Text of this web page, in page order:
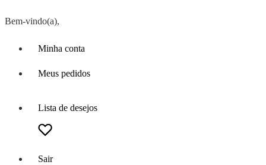
Bem-vindo(a),
Minha conta
Meus pedidos
Lista de desejos
Sair